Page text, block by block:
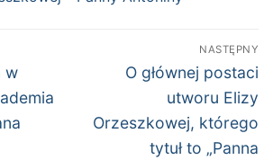
w
NASTĘPNY
Następny
O głównej postaci
utworu Elizy
Orzeszkowej, którego
tytuł to „Panna